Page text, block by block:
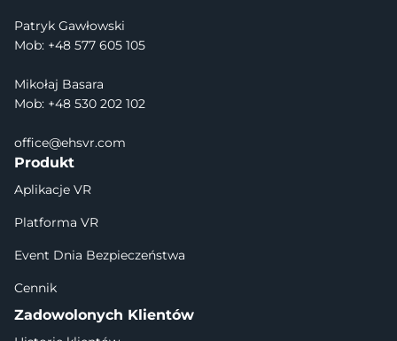
Patryk Gawłowski
Mob: +48 577 605 105
Mikołaj Basara
Mob: +48 530 202 102
office@ehsvr.com
Produkt
Aplikacje VR
Platforma VR
Event Dnia Bezpieczeństwa
Cennik
Zadowolonych Klientów